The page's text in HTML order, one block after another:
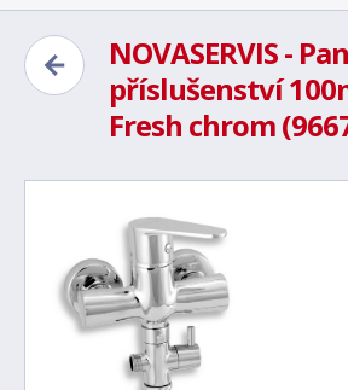
NOVASERVIS -
příslušenství
Fresh chrom